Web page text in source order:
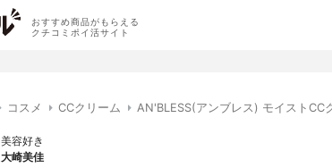
おすすめ商品がもらえる
クチコミポイ活サイト
コスメ CCクリーム AN'BLESS(アンブレス) モイストCC
美容好き
大崎美佳